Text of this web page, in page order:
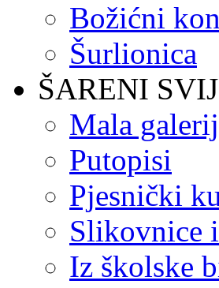
Božićni
Šurlionica
ŠARENI
Mala
Putopisi
Pjesnički
Slikovnice
Iz školske